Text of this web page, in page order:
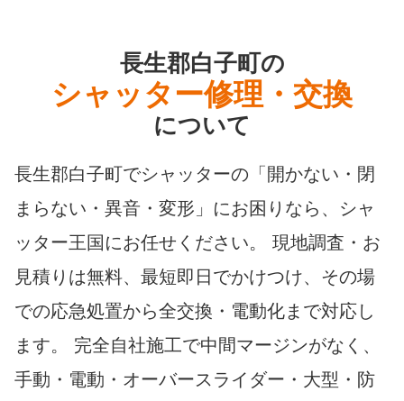
長生郡白子町の
シャッター修理・交換
について
長生郡白子町でシャッターの「開かない・閉
まらない・異音・変形」にお困りなら、シャ
ッター王国にお任せください。 現地調査・お
見積りは無料、最短即日でかけつけ、その場
での応急処置から全交換・電動化まで対応し
ます。 完全自社施工で中間マージンがなく、
手動・電動・オーバースライダー・大型・防